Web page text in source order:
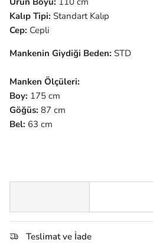
Kalıp Tipi: Standart Kalıp
Cep: Cepli
Mankenin Giydiği Beden: STD
Manken Ölçüleri:
Boy: 175 cm
Göğüs: 87 cm
Bel: 63 cm
Teslimat ve İade